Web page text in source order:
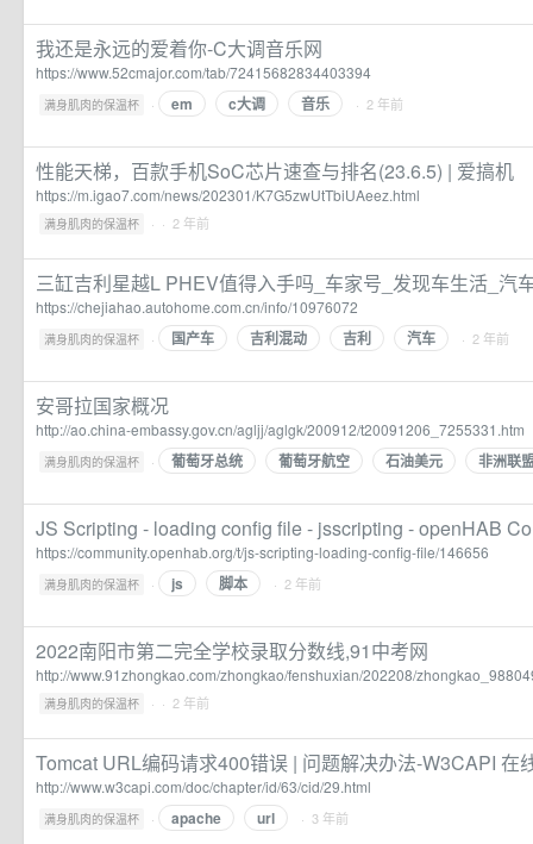
我还是永远的爱着你-C大调音乐网
https://www.52cmajor.com/tab/72415682834403394
满身肌肉的保温杯 · em c大调 音乐 · 2 年前
性能天梯，百款手机SoC芯片速查与排名(23.6.5) | 爱搞机
https://m.igao7.com/news/202301/K7G5zwUtTbiUAeez.html
满身肌肉的保温杯 · · 2 年前
三缸吉利星越L PHEV值得入手吗_车家号_发现车生活_汽
https://chejiahao.autohome.com.cn/info/10976072
满身肌肉的保温杯 · 国产车 吉利混动 吉利 汽车 · 2 年前
安哥拉国家概况
http://ao.china-embassy.gov.cn/agljj/aglgk/200912/t20091206_7255331.htm
满身肌肉的保温杯 · 葡萄牙总统 葡萄牙航空 石油美元 非洲联
JS Scripting - loading config file - jsscripting - openHAB
https://community.openhab.org/t/js-scripting-loading-config-file/146656
满身肌肉的保温杯 · js 脚本 · 2 年前
2022南阳市第二完全学校录取分数线,91中考网
http://www.91zhongkao.com/zhongkao/fenshuxian/202208/
满身肌肉的保温杯 · · 2 年前
Tomcat URL编码请求400错误 | 问题解决办法-W3CAPI 在
http://www.w3capi.com/doc/chapter/id/63/cid/29.html
满身肌肉的保温杯 · apache url · 3 年前